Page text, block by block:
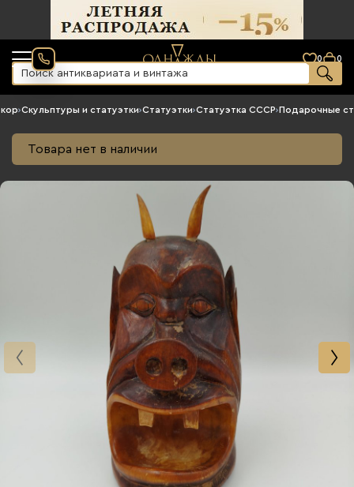
0 0
›Скульптуры и статуэтки›Статуэтки›Статуэтка СССР›Подарочные
Товара нет в наличии